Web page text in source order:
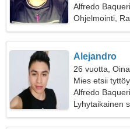
Alfredo
Ohjelmointi,
Alejandro
26 vuotta,
Mies etsii
Alfredo
Lyhytaikainen